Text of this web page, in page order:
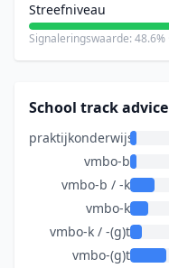
Streefniveau
Signaleringswaarde: 48.6%
School track advice
praktijkonderwijs
vmbo-b
vmbo-b / -k
vmbo-k
vmbo-k / -(g)t
vmbo-(g)t